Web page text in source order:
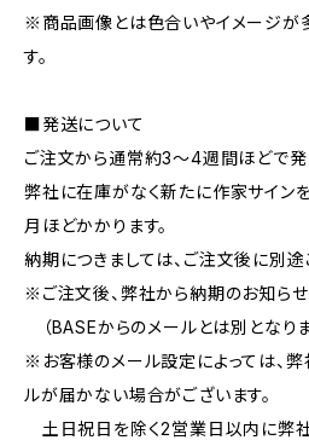
※商品画像とは色合いやイメージが
す。
■発送について
ご注文から通常約3～4週間ほどで発
弊社に在庫がなく新たに作家サイン
月ほどかかります。
納期につきましては、ご注文後に別途
※ご注文後、弊社から納期のお知らせ
（BASEからのメールとは別となりま
※お客様のメール設定によっては、
ルが届かない場合がございます。
土日祝日を除く2営業日以内に弊